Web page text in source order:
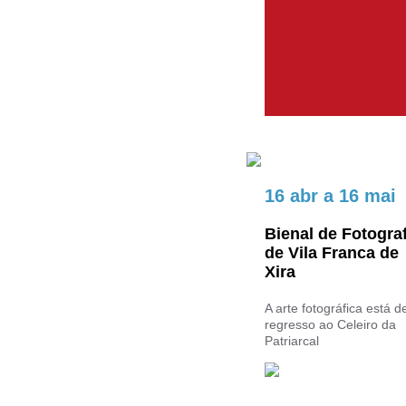
16 abr a16 mai
Bienal de
de Vila Franca de
Xira
A arte fotográfica está
regresso ao Celeiro da
Patriarcal